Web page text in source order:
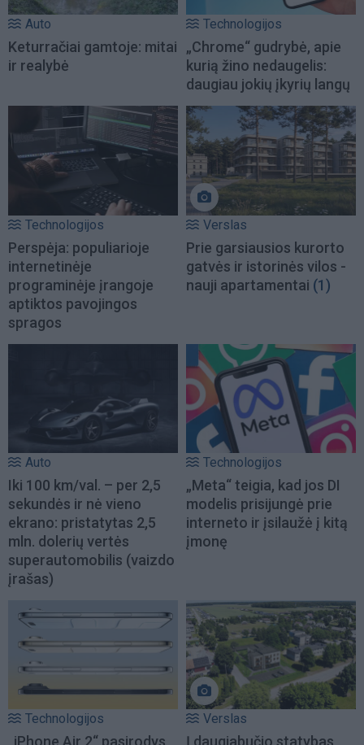
Auto
Keturračiai gamtoje: mitai
ir realybė
Technologijos
„Chrome“ gudrybė, apie
kurią žino nedaugelis:
daugiau jokių įkyrių langų
Technologijos
Perspėja: populiarioje
internetinėje
programinėje įrangoje
aptiktos pavojingos
spragos
Verslas
Prie garsiausios kurorto
gatvės ir istorinės vilos -
nauji apartamentai (1)
Auto
Iki 100 km/val. – per 2,5
sekundės ir nė vieno
ekrano: pristatytas 2,5
mln. dolerių vertės
superautomobilis (vaizdo
įrašas)
Technologijos
„Meta“ teigia, kad jos DI
modelis prisijungė prie
interneto ir įsilaužė į kitą
įmonę
Technologijos
„iPhone Air 2“ pasirodys
Verslas
Į daugiabučio statybas